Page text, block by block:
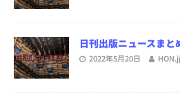
日刊出版ニュースま
2022年5月20日